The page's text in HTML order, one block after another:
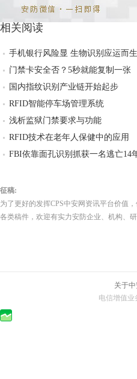
相关阅读
手机银行风险显 生物识别应运而生
门禁卡安全否？5秒就能复制一张
国内指纹识别产业链开始起步
RFID智能停车场管理系统
浅析监狱门禁要求与功能
RFID技术在老年人保健中的应用
FBI依靠面孔识别抓获一名逃亡14
征稿:
为了更好的发挥CPS中安网资讯平台价值
各类稿件，欢迎有实力安防企业、机构、研
关于中
电信增值